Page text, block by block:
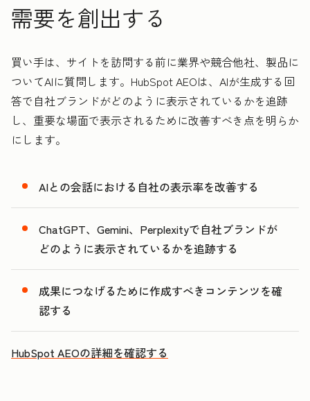
需要を創出する
買い手は、サイトを訪問する前に業界や競合他社、製品に
ついてAIに質問します。HubSpot AEOは、AIが生成する回
答で自社ブランドがどのように表示されているかを追跡
し、重要な場面で表示されるために改善すべき点を明らか
にします。
AIとの会話における自社の表示率を改善する
ChatGPT、Gemini、Perplexityで自社ブランドが
どのように表示されているかを追跡する
成果につなげるために作成すべきコンテンツを確
認する
HubSpot AEOの詳細を確認する